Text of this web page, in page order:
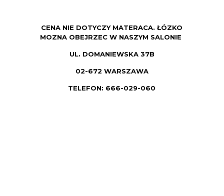
CENA NIE DOTYCZY MATERACA. ŁÓZKO
MOZNA OBEJRZEC W NASZYM SALONIE
UL. DOMANIEWSKA 37B
02-672 WARSZAWA
TELEFON: 666-029-060